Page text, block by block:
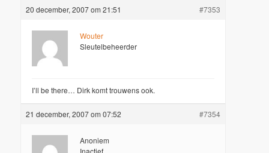
20 december, 2007 om 21:51 #7353
Wouter
Sleutelbeheerder
I’ll be there… Dirk komt trouwens ook.
21 december, 2007 om 07:52 #7354
Anoniem
Inactief